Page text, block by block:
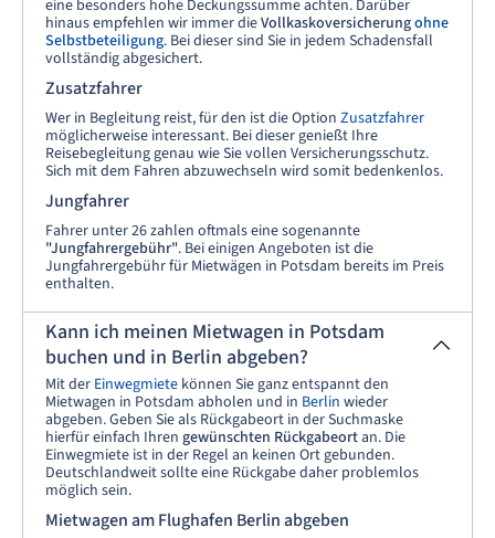
eine besonders hohe Deckungssumme achten. Darüber
hinaus empfehlen wir immer dieVollkaskoversicherungohne
Selbstbeteiligung. Bei dieser sind Sie in jedem Schadensfall
vollständig abgesichert.
Zusatzfahrer
Wer in Begleitung reist, für den ist die Option Zusatzfahrer
möglicherweise interessant. Bei dieser genießt Ihre
Reisebegleitung genau wie Sie vollen Versicherungsschutz.
Sich mit dem Fahren abzuwechseln wird somit bedenkenlos.
Jungfahrer
Fahrer unter 26 zahlen oftmals eine sogenannte
"Jungfahrergebühr". Bei einigen Angeboten ist die
Jungfahrergebühr für Mietwägen in Potsdam bereits im Preis
enthalten.
Kann ich meinen Mietwagen in Potsdam
buchen und in Berlin abgeben?
Mit der Einwegmiete können Sie ganz entspannt den
Mietwagen in Potsdam abholen und in Berlin wieder
abgeben. Geben Sie als Rückgabeort in der Suchmaske
hierfür einfach Ihren gewünschten Rückgabeortan. Die
Einwegmiete ist in der Regel an keinen Ort gebunden.
Deutschlandweit sollte eine Rückgabe daher problemlos
möglich sein.
Mietwagen am Flughafen Berlin abgeben